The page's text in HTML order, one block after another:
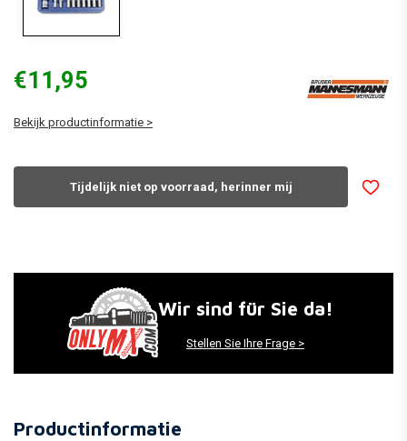
€11,95
Bekijk productinformatie >
Tijdelijk niet op voorraad, herinner mij
Wir sind für Sie da!
Stellen Sie Ihre Frage >
Productinformatie